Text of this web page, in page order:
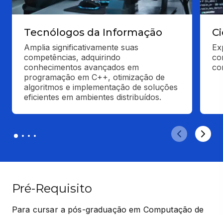
Tecnólogos da Informação
Amplia significativamente suas
competências, adquirindo
conhecimentos avançados em
programação em C++, otimização de
algoritmos e implementação de soluções
eficientes em ambientes distribuídos.
Pré-Requisito
Para cursar a pós-graduação em Computação de